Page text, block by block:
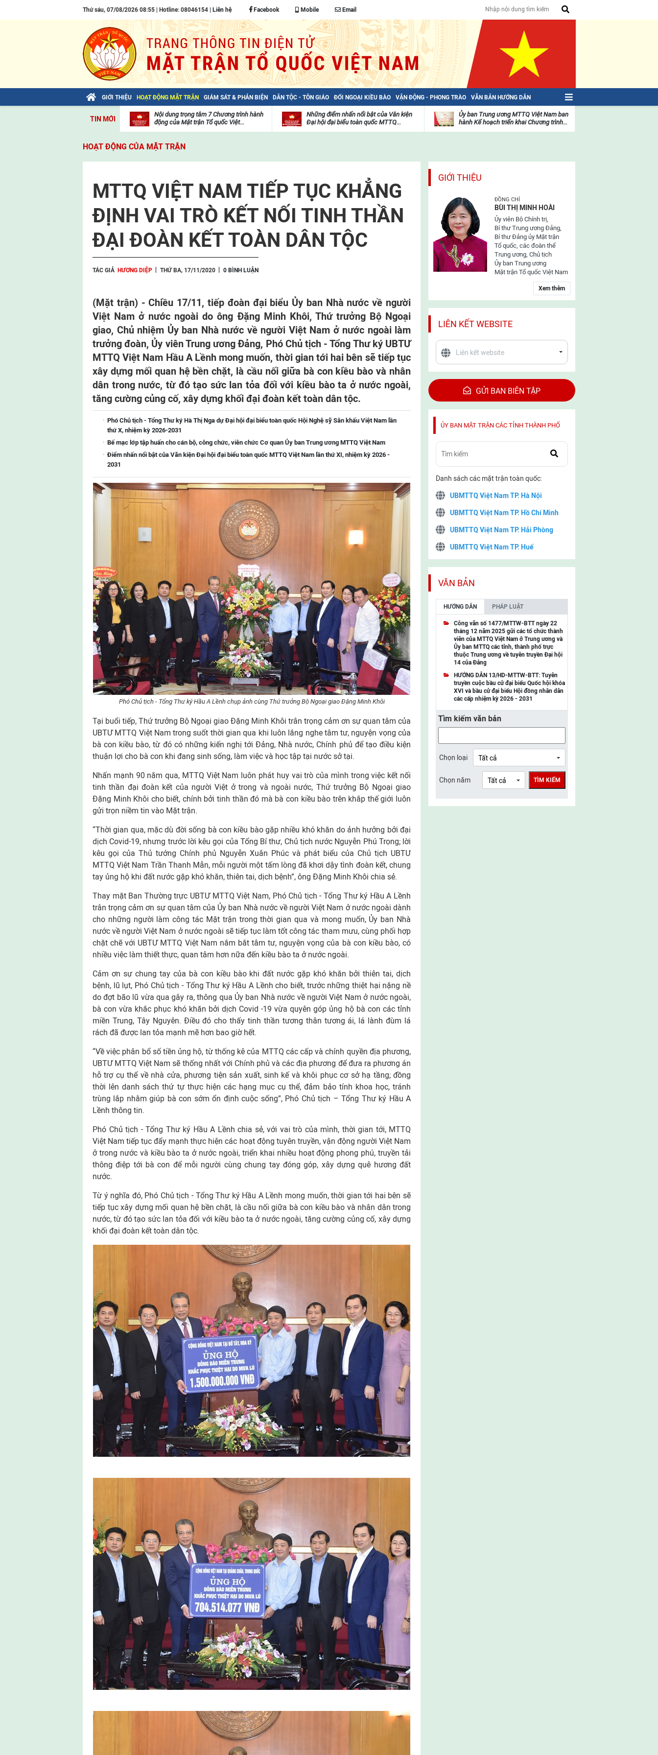
Thứ sáu, 07/08/2026 08:55 | Hotline: 08046154 | Liên hệ Facebook Mobile Email
GIỚI THIỆU HOẠT ĐỘNG MẶT TRẬN GIÁM SÁT & PHẢN BIỆN DÂN TỘC - TÔN GIÁO ĐỐI NGOẠI KIỀU BÀO VẬN ĐỘNG - PHONG TRÀO VĂN BẢN HƯỚNG DẪN
TIN MỚI
Bài viết của Tổng Bí thư Tô Lâm: TIẾN
viện
Nội dung trọng tâm 7 Chương trình hành
động của Mặt trận Tổ quốc Việt...
Những điểm nhấn nổi bật của Văn kiện
Đại hội đại biểu toàn quốc MTTQ...
mặt
trận
Ủy ban Trung ương MTTQ Việt Nam ban
hành Kế hoạch triển khai Chương trình...
HOẠT ĐỘNG CỦA MẶT TRẬN
MTTQ VIỆT NAM TIẾP TỤC KHẲNG
ĐỊNH VAI TRÒ KẾT NỐI TINH THẦN
ĐẠI ĐOÀN KẾT TOÀN DÂN TỘC
TÁC GIẢ HƯƠNG DIỆP THỨ BA, 17/11/2020 0 BÌNH LUẬN
(Mặt trận) - Chiều 17/11, tiếp đoàn đại biểu Ủy ban Nhà nước về người
Việt Nam ở nước ngoài do ông Đặng Minh Khôi, Thứ trưởng Bộ Ngoại
giao, Chủ nhiệm Ủy ban Nhà nước về người Việt Nam ở nước ngoài làm
trưởng đoàn, Ủy viên Trung ương Đảng, Phó Chủ tịch - Tổng Thư ký UBTƯ
MTTQ Việt Nam Hầu A Lềnh mong muốn, thời gian tới hai bên sẽ tiếp tục
xây dựng mối quan hệ bền chặt, là cầu nối giữa bà con kiều bào và nhân
dân trong nước, từ đó tạo sức lan tỏa đối với kiều bào ta ở nước ngoài,
tăng cường củng cố, xây dựng khối đại đoàn kết toàn dân tộc.
Phó Chủ tịch - Tổng Thư ký Hà Thị Nga dự Đại hội đại biểu toàn quốc Hội Nghệ sỹ Sân khấu Việt Nam lần
thứ X, nhiệm kỳ 2026-2031
Bế mạc lớp tập huấn cho cán bộ, công chức, viên chức Cơ quan Ủy ban Trung ương MTTQ Việt Nam
Điểm nhấn nổi bật của Văn kiện Đại hội đại biểu toàn quốc MTTQ Việt Nam lần thứ XI, nhiệm kỳ 2026 -
2031
Phó Chủ tịch - Tổng Thư ký Hầu A Lềnh chụp ảnh cùng Thứ trưởng Bộ Ngoại giao Đặng Minh Khôi
Tại buổi tiếp, Thứ trưởng Bộ Ngoại giao Đặng Minh Khôi trân trọng cảm ơn sự quan tâm của
UBTƯ MTTQ Việt Nam trong suốt thời gian qua khi luôn lắng nghe tâm tư, nguyện vọng của
bà con kiều bào, từ đó có những kiến nghị tới Đảng, Nhà nước, Chính phủ để tạo điều kiện
thuận lợi cho bà con khi đang sinh sống, làm việc và học tập tại nước sở tại.
Nhấn mạnh 90 năm qua, MTTQ Việt Nam luôn phát huy vai trò của mình trong việc kết nối
tinh thần đại đoàn kết của người Việt ở trong và ngoài nước, Thứ trưởng Bộ Ngoại giao
Đặng Minh Khôi cho biết, chính bởi tinh thần đó mà bà con kiều bào trên khắp thế giới luôn
gửi trọn niềm tin vào Mặt trận.
“Thời gian qua, mặc dù đời sống bà con kiều bào gặp nhiều khó khăn do ảnh hưởng bởi đại
dịch Covid-19, nhưng trước lời kêu gọi của Tổng Bí thư, Chủ tịch nước Nguyễn Phú Trọng; lời
kêu gọi của Thủ tướng Chính phủ Nguyễn Xuân Phúc và phát biểu của Chủ tịch UBTƯ
MTTQ Việt Nam Trần Thanh Mẫn, mỗi người một tấm lòng đã khơi dậy tình đoàn kết, chung
tay ủng hộ khi đất nước gặp khó khăn, thiên tai, dịch bệnh”, ông Đặng Minh Khôi chia sẻ.
Thay mặt Ban Thường trực UBTƯ MTTQ Việt Nam, Phó Chủ tịch - Tổng Thư ký Hầu A Lềnh
trân trọng cảm ơn sự quan tâm của Ủy ban Nhà nước về người Việt Nam ở nước ngoài dành
cho những người làm công tác Mặt trận trong thời gian qua và mong muốn, Ủy ban Nhà
nước về người Việt Nam ở nước ngoài sẽ tiếp tục làm tốt công tác tham mưu, cùng phối hợp
chặt chẽ với UBTƯ MTTQ Việt Nam nắm bắt tâm tư, nguyện vọng của bà con kiều bào, có
nhiều việc làm thiết thực, quan tâm hơn nữa đến kiều bào ta ở nước ngoài.
Cảm ơn sự chung tay của bà con kiều bào khi đất nước gặp khó khăn bởi thiên tai, dịch
bệnh, lũ lụt, Phó Chủ tịch - Tổng Thư ký Hầu A Lềnh cho biết, trước những thiệt hại nặng nề
do đợt bão lũ vừa qua gây ra, thông qua Ủy ban Nhà nước về người Việt Nam ở nước ngoài,
bà con vừa khắc phục khó khăn bởi dịch Covid -19 vừa quyên góp ủng hộ bà con các tỉnh
miền Trung, Tây Nguyên. Điều đó cho thấy tinh thần tương thân tương ái, lá lành đùm lá
rách đã được lan tỏa mạnh mẽ hơn bao giờ hết.
“Về việc phân bổ số tiền ủng hộ, từ thống kê của MTTQ các cấp và chính quyền địa phương,
UBTƯ MTTQ Việt Nam sẽ thống nhất với Chính phủ và các địa phương để đưa ra phương án
hỗ trợ cụ thể về nhà cửa, phương tiện sản xuất, sinh kế và khôi phục cơ sở hạ tầng; đồng
thời lên danh sách thứ tự thực hiện các hạng mục cụ thể, đảm bảo tính khoa học, tránh
trùng lắp nhằm giúp bà con sớm ổn định cuộc sống”, Phó Chủ tịch – Tổng Thư ký Hầu A
Lềnh thông tin.
Phó Chủ tịch - Tổng Thư ký Hầu A Lềnh chia sẻ, với vai trò của mình, thời gian tới, MTTQ
Việt Nam tiếp tục đẩy mạnh thực hiện các hoạt động tuyên truyền, vận động người Việt Nam
ở trong nước và kiều bào ta ở nước ngoài, triển khai nhiều hoạt động phong phú, truyền tải
thông điệp tới bà con để mỗi người cùng chung tay đóng góp, xây dựng quê hương đất
nước.
Từ ý nghĩa đó, Phó Chủ tịch - Tổng Thư ký Hầu A Lềnh mong muốn, thời gian tới hai bên sẽ
tiếp tục xây dựng mối quan hệ bền chặt, là cầu nối giữa bà con kiều bào và nhân dân trong
nước, từ đó tạo sức lan tỏa đối với kiều bào ta ở nước ngoài, tăng cường củng cố, xây dựng
khối đại đoàn kết toàn dân tộc.
GIỚI THIỆU
ĐỒNG CHÍ
BÙI THỊ MINH HOÀI
Ủy viên Bộ Chính trị,
Bí thư Trung ương Đảng,
Bí thư Đảng ủy Mặt trận
Tổ quốc, các đoàn thể
Trung ương, Chủ tịch
Ủy ban Trung ương
Mặt trận Tổ quốc Việt Nam
Xem thêm
LIÊN KẾT WEBSITE
GỬI BAN BIÊN TẬP
ỦY BAN MẶT TRẬN CÁC TỈNH THÀNH PHỐ
Danh sách các mặt trận toàn quốc:
UBMTTQ Việt Nam TP. Hà Nội
UBMTTQ Việt Nam TP. Hồ Chí Minh
UBMTTQ Việt Nam TP. Hải Phòng
UBMTTQ Việt Nam TP. Huế
UBMTTQ Việt Nam TP. Cần Thơ
UBMTTQ Việt Nam tỉnh Quảng Ninh
UBMTTQ Việt Nam tỉnh Cao Bằng
UBMTTQ Việt Nam tỉnh Lạng Sơn
UBMTTQ Việt Nam tỉnh Lai Châu
UBMTTQ Việt Nam tỉnh Điện Biên
UBMTTQ Việt Nam tỉnh Sơn La
UBMTTQ Việt Nam tỉnh Thanh Hóa
UBMTTQ Việt Nam tỉnh Nghệ An
UBMTTQ Việt Nam tỉnh Lào Cai
UBMTTQ Việt Nam tỉnh Thái Nguyên
VĂN BẢN
HƯỚNG DẪN PHÁP LUẬT
Công văn số 1477/MTTW-BTT ngày 22
tháng 12 năm 2025 gửi các tổ chức thành
viên của MTTQ Việt Nam ở Trung ương và
Ủy ban MTTQ các tỉnh, thành phố trực
thuộc Trung ương về tuyên truyền Đại hội
14 của Đảng
HƯỚNG DẪN 13/HD-MTTW-BTT: Tuyên
truyền cuộc bầu cử đại biểu Quốc hội khóa
XVI và bầu cử đại biểu Hội đồng nhân dân
các cấp nhiệm kỳ 2026 - 2031
Tìm kiếm văn bản
Chọn loại
Chọn năm TÌM KIẾM